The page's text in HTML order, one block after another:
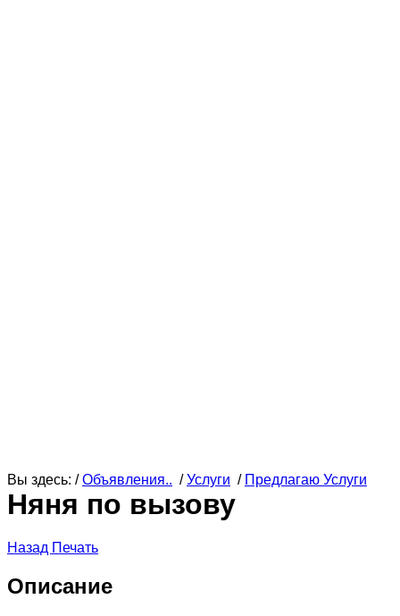
Вы здесь: /Объявления.. /Услуги / Предлагаю Услуги
Няня по вызову
Назад Печать
Описание